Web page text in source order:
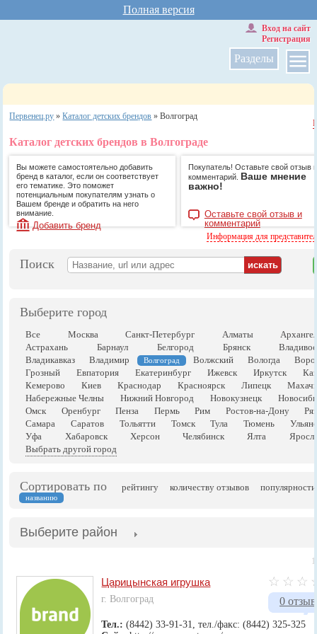
Полная версия
Разделы
Вход на сайт
Регистрация
Первенец.ру »Каталог детских брендов »Волгоград
Каталог детских брендов в Волгограде
Вы можете самостоятельно добавить
бренд в каталог, если он соответствует
его тематике. Это поможет
потенциальным покупателям узнать о
Вашем бренде и обратить на него
внимание.
Добавить бренд
Покупатель! Оставьте свой отзыв и
комментарий. Ваше мнение
важно!
Оставьте свой отзыв и
комментарий
Информация для
Поиск
Выберите город
Все Москва Санкт-Петербург Алматы
Астрахань
Барнаул Белгород Брянск
Владикавказ
Владимир Волгоград Волжский Вологда
Грозный
Евпатория Екатеринбург Ижевск Иркутск
Кемерово
Киев Краснодар Красноярск Липецк
Набережные Челны
Нижний Новгород Новокузнецк
Омск
Оренбург Пенза Пермь Рим Ростов-на-Дону
Самара
Саратов Тольятти Томск Тула Тюмень
Уфа
Хабаровск Херсон Челябинск Ялта
Выбрать другой город
Сортировать по рейтингу количеству отзывов популярности
названию
Выберите район
0
Царицынская игрушка
г. Волгоград
Тел.:(8442) 33-91-31, тел./факс: (8442) 325-325